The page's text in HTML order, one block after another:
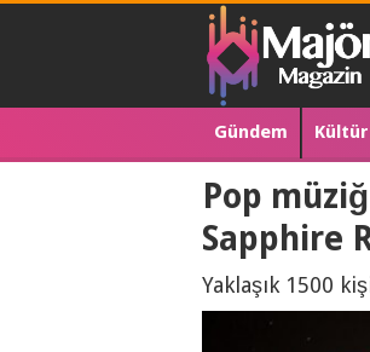
Gündem
Pop
Sapphire
Yaklaşık 1500